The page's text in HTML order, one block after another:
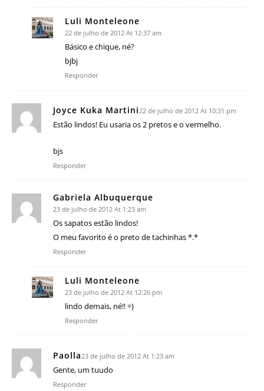
Luli Monteleone
22 de julho de 2012 At 12:37 am
Básico e chique, né?
bjbj
Responder
Joyce Kuka Martini 22 de julho de 2012 At 10:31 pm
Estão lindos! Eu usaria os 2 pretos e o vermelho.
bjs
Responder
Gabriela Albuquerque
23 de julho de 2012 At 1:23 am
Os sapatos estão lindos!
O meu favorito é o preto de tachinhas *.*
Responder
Luli Monteleone
23 de julho de 2012 At 12:26 pm
lindo demais, né!! =)
Responder
Paolla 23 de julho de 2012 At 1:23 am
Gente, um tuudo
Responder